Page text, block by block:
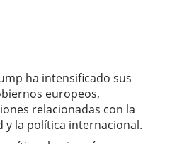
ha intensificado sus
europeos,
relacionadas con la
y la política internacional.